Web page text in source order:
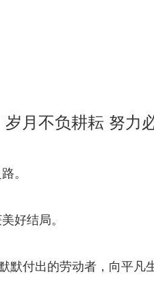
月不负耕耘 努力
。
好结局。
默付出的劳动者，向平